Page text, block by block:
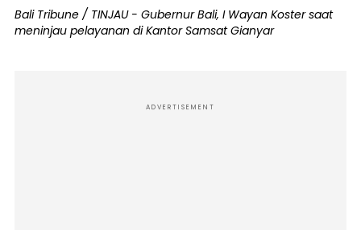
Bali Tribune / TINJAU - Gubernur Bali, I Wayan Koster saat
meninjau pelayanan di Kantor Samsat Gianyar
ADVERTISEMENT